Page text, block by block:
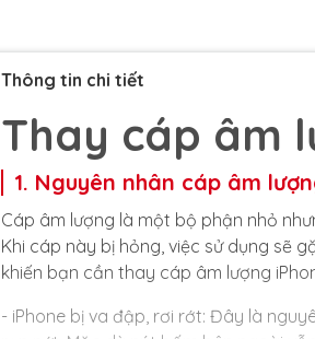
Thông tin chi tiết
Thay cáp âm
1. Nguyên nhân cáp âm
Cáp âm lượng là một bộ phận nhỏ
Khi cáp này bị hỏng, việc sử dụng sẽ
khiến bạn cần thay cáp âm lượng
- iPhone bị va đập, rơi rớt: Đây là